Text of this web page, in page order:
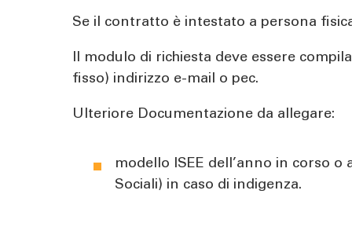
Se il contratto è intestato a persona
Il modulo di richiesta deve essere
fisso) indirizzo e-mail o pec.
Ulteriore Documentazione da allegare:
modello ISEE dell’anno in corso
Sociali) in caso di indigenza.